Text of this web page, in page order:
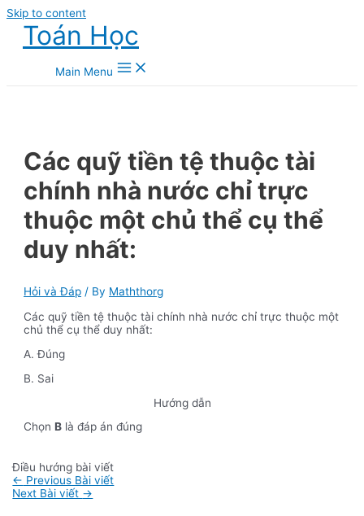
Skip to content
Toán Học
Main Menu
Các quỹ tiền tệ thuộc tài
chính nhà nước chỉ trực
thuộc một chủ thể cụ thể
duy nhất:
Hỏi và Đáp / By Maththorg
Các quỹ tiền tệ thuộc tài chính nhà nước chỉ trực thuộc một
chủ thể cụ thể duy nhất:
A. Đúng
B. Sai
Hướng dẫn
ChọnB là đáp án đúng
Điều hướng bài viết
← Previous Bài viết
Next Bài viết →